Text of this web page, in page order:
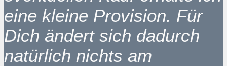
eine kleine Provision. Für
Dich ändert sich dadurch
natürlich nichts am